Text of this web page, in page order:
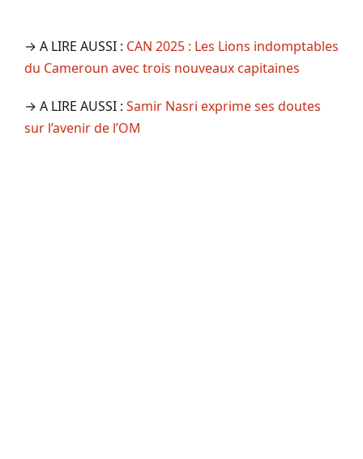
→ A LIRE AUSSI : CAN 2025 : Les Lions indomptables
du Cameroun avec trois nouveaux capitaines
→ A LIRE AUSSI : Samir Nasri exprime ses doutes
sur l’avenir de l’OM